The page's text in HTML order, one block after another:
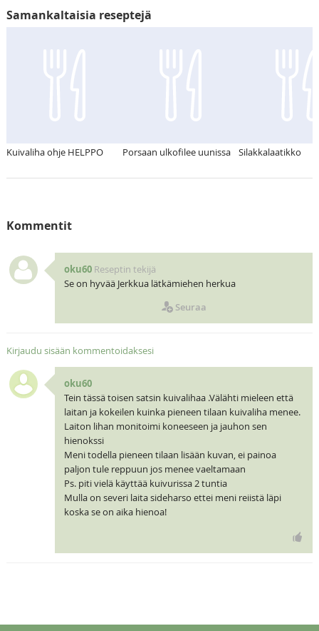
Samankaltaisia reseptejä
Kuivaliha ohje HELPPO Porsaan ulkofilee uunissa Silakkalaatikko
Kommentit
oku60 Reseptin tekijä
Se on hyvää Jerkkua lätkämiehen herkua
Seuraa
Kirjaudu sisään kommentoidaksesi
oku60
Tein tässä toisen satsin kuivalihaa .Välähti mieleen että
laitan ja kokeilen kuinka pieneen tilaan kuivaliha menee.
Laiton lihan monitoimi koneeseen ja jauhon sen
hienokssi
Meni todella pieneen tilaan lisään kuvan, ei painoa
paljon tule reppuun jos menee vaeltamaan
Ps. piti vielä käyttää kuivurissa 2 tuntia
Mulla on severi laita sideharso ettei meni reiistä läpi
koska se on aika hienoa!